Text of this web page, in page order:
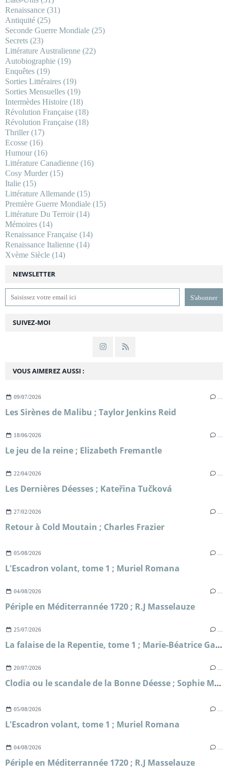
NEWSLETTER
SUIVEZ-MOI
VOUS AIMEREZ AUSSI :
09/07/2026
Les Sirènes de Malibu ; Taylor Jenkins Reid
18/06/2026
Le jeu de la reine ; Elizabeth Fremantle
22/04/2026
Les Dernières Déesses ; Kateřina Tučková
27/02/2026
Retour à Cold Moutain ; Charles Frazier
05/08/2026
L'Escadron volant, tome 1 ; Muriel Romana
04/08/2026
Périple en Méditerrannée 1720 ; R.J Masselauze
25/07/2026
La falaise de la Repentie, tome 1 ; Marie-Béatrice Gauvin
20/07/2026
Clodia ou le scandale de la Bonne Déesse ; Sophie Malick-Prunier
05/08/2026
L'Escadron volant, tome 1 ; Muriel Romana
04/08/2026
Périple en Méditerrannée 1720 ; R.J Masselauze
Renaissance (31)
Antiquité (25)
Seconde Guerre Mondiale (25)
Secrets (23)
Littérature Australienne (22)
Autobiographie (19)
Enquêtes (19)
Sorties Littéraires (19)
Sorties Mensuelles (19)
Intermèdes Histoire (18)
Révolution Française (18)
Révolution Française (18)
Thriller(17)
Ecosse (16)
Humour(16)
Littérature Canadienne (16)
Cosy Murder(15)
Italie (15)
Littérature Allemande (15)
Première Guerre Mondiale (15)
Littérature Du Terroir(14)
Mémoires (14)
Renaissance Française (14)
Renaissance Italienne (14)
Xvème Siècle (14)